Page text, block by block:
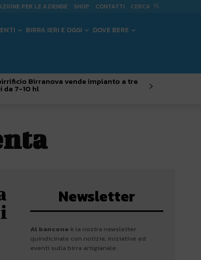
PER LE AZIENDE SHOP CONTATTI CERCA
BIRRA IERI E OGGI DOVE BERE
Birranova vende impianto a tre
da 7-10 hl
Newsletter
Al bancone è la nostra newsletter
quindicinale con notizie, iniziative ed
eventi sulla birra artigianale.